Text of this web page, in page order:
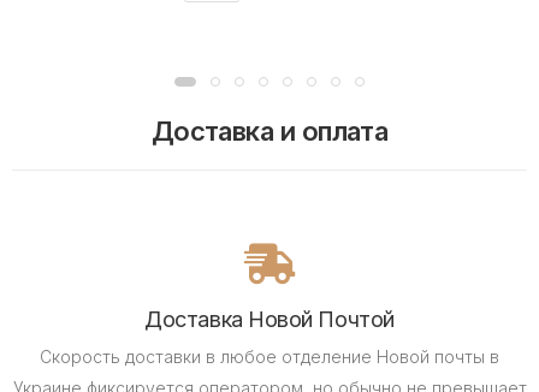
Доставка и оплата
Доставка Новой Почтой
Скорость доставки в любое отделение Новой почты в